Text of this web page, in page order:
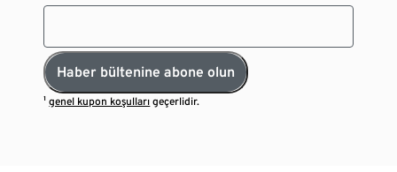
Haber bültenine abone olun
¹genel kupon koşulları geçerlidir.